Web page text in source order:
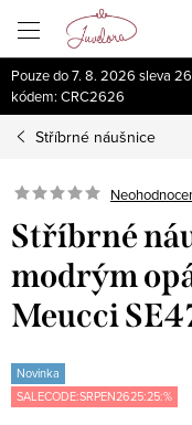
obsah
Pouze do 7. 8. 2026 sleva
kódem: CRC2626
Stříbrné náušnice
Stříbrné
modrým
Meucci
Novinka
SALECODE:SRPEN2625:25:%